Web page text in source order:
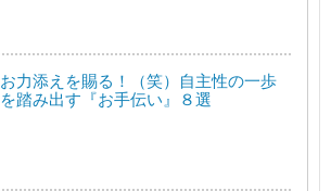
お力添えを賜る！（笑）自主性の一歩
を踏み出す『お手伝い』８選